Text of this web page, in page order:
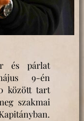
és párlat
9-én
között tart
szakmai